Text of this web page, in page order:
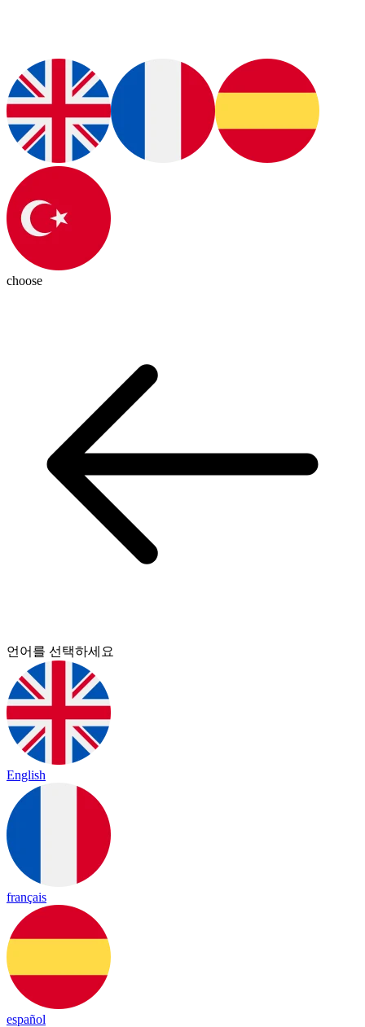
choose
언어를 선택하세요
English
français
español